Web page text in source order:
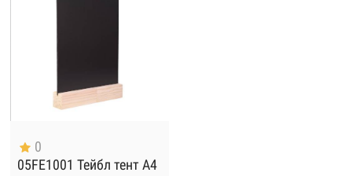
0
05FE1001 Тейбл тент А4